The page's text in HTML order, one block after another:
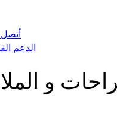
أتصل
الدعم
و